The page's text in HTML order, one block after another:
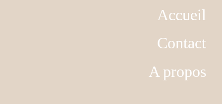
Accueil
Contact
A propos